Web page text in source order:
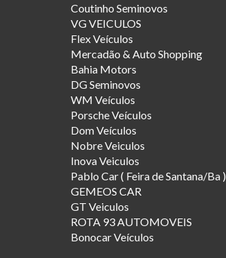
Coutinho Seminovos
VG VEICULOS
Flex Veículos
Mercadão & Auto Shopping
Bahia Motors
DG Seminovos
WM Veículos
Porsche Veículos
Dom Veículos
Nobre Veiculos
Inova Veiculos
Pablo Car ( Feira de Santana/Ba )
GEMEOS CAR
GT Veiculos
ROTA 93 AUTOMOVEIS
Bonocar Veículos